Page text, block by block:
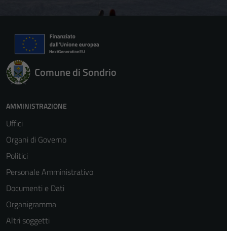
Comune di Sondrio
AMMINISTRAZIONE
Uffici
Organi di Governo
Politici
Personale Amministrativo
Documenti e Dati
Organigramma
Altri soggetti